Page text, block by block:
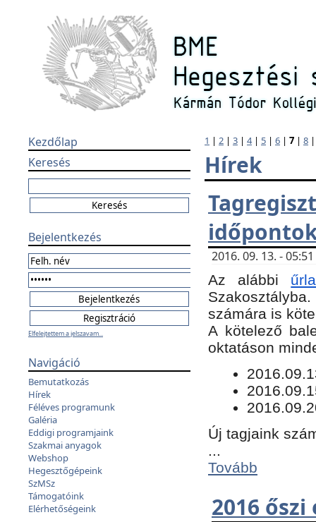
Kezdőlap
Keresés
Bejelentkezés
Elfelejtettem a jelszavam...
Navigáció
Bemutatkozás
Hírek
Féléves programunk
Galéria
Eddigi programjaink
Szakmai anyagok
Webshop
Hegesztőgépeink
SzMSz
Támogatóink
Elérhetőségeink
1 | 2 | 3 | 4| 5 | 6 | 7 | 8
Hírek
2016. 09. 13. -
Az alábbi
számára is
​A kötelező
oktatáson
Új tagjaink
...
Tovább
2016